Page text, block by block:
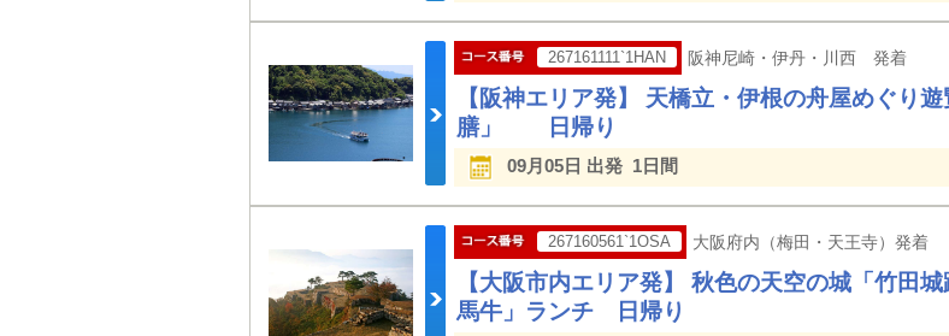
267161111`1HAN 阪神尼崎・伊丹・川西 発着
【阪神エリア発】 天橋立・伊根の舟屋めぐり
膳」 日帰り
09月05日 出発 1日間
267160561`1OSA 大阪府内（梅田・天王寺）発着
【大阪市内エリア発】 秋色の天空の城「竹田
馬牛」ランチ 日帰り